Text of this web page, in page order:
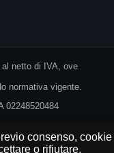
netto di IVA, ove
normativa vigente.
02248520484
consenso, cookie
o rifiutare.